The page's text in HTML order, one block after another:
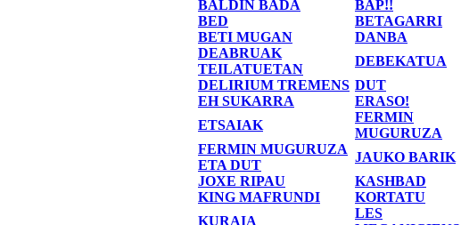
BALDIN BADA
BAP!!
BED
BETAGARRI
BETI MUGAN
DANBA
DEABRUAK
TEILATUETAN
DEBEKATUA
DELIRIUM TREMENS DUT
EH SUKARRA
ERASO!
ETSAIAK
FERMIN
MUGURUZA
FERMIN MUGURUZA
ETA DUT
JAUKO BARIK
JOXE RIPAU
KASHBAD
KING MAFRUNDI
KORTATU
KURAIA
LES